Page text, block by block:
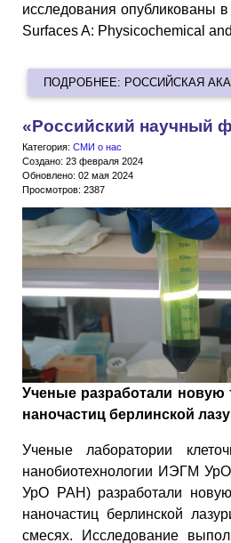
исследования опубликованы
Surfaces A: Physicochemical
ПОДРОБНЕЕ: РОССИЙСКАЯ
«Российский научный
Категория: СМИ о нас
Создано: 23 февраля 2024
Обновлено: 02 мая 2024
Просмотров: 2387
Ученые разработали новую
наночастиц берлинской
Ученые лаборатории
нанобиотехнологии ИЭГМ
УрО РАН) разработали новую
наночастиц берлинской
смесях. Исследование